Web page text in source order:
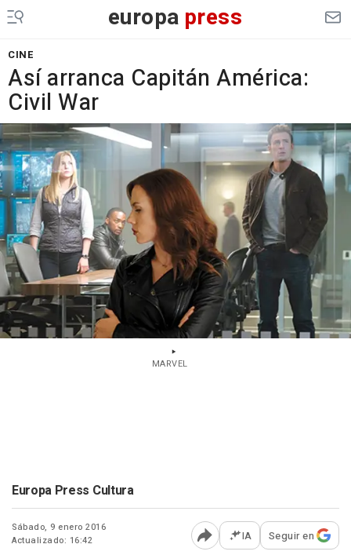
europa press
CINE
Así arranca Capitán América:
Civil War
MARVEL
Europa Press Cultura
Sábado, 9 enero 2016
Actualizado: 16:42
Abrir opciones para
IA Seguir en